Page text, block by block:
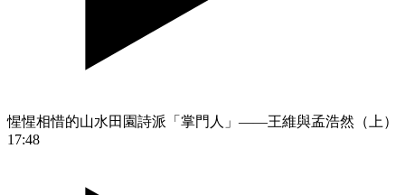
惺惺相惜的山水田園詩派「掌門人」——王維與孟浩然（上）
17:48